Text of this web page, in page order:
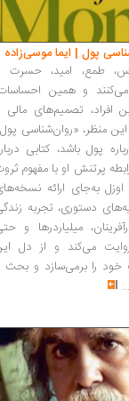
پول | ایما موسی‌زاده
طمع، امید، حسرت
و همین
افراد، تصمیم‌های مالی
منظر، «روان‌شناسی
پول باشد، کتابی
پرتنش او با مفهوم
به‌جای ارائه
دستوری، تجربه
میلیاردرها و
روایت می‌کند و از دل
خود را برمی‌سازد و بحث
...